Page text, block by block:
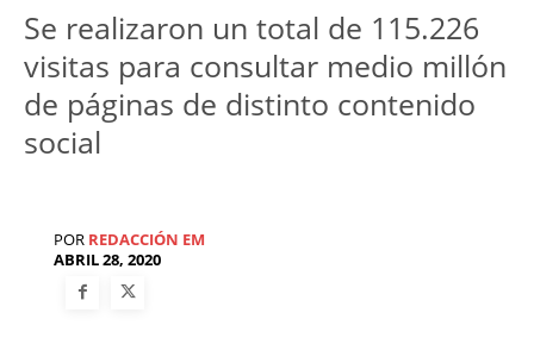
Se realizaron un total de 115.226
visitas para consultar medio millón
de páginas de distinto contenido
social
POR REDACCIÓN EM
ABRIL 28, 2020